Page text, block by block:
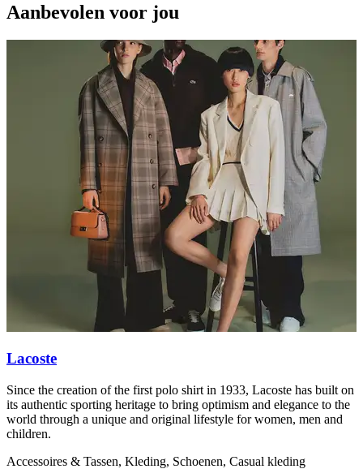
Aanbevolen voor jou
Lacoste
Since the creation of the first polo shirt in 1933, Lacoste has built on
its authentic sporting heritage to bring optimism and elegance to the
world through a unique and original lifestyle for women, men and
children.
Accessoires & Tassen, Kleding, Schoenen, Casual kleding